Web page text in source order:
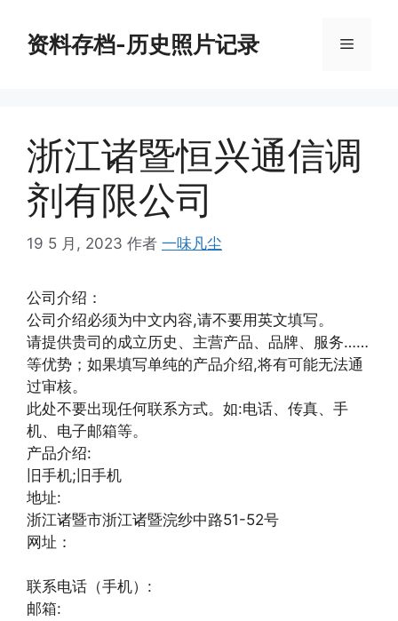
资料存档-历史照片记录 菜
浙江诸暨恒兴通信调
剂有限公司
19 5 月, 2023 作者 一味凡尘
公司介绍：
公司介绍必须为中文内容,请不要用英文填写。
请提供贵司的成立历史、主营产品、品牌、服务……
等优势；如果填写单纯的产品介绍,将有可能无法通
过审核。
此处不要出现任何联系方式。如:电话、传真、手
机、电子邮箱等。
产品介绍:
旧手机;旧手机
地址:
浙江诸暨市浙江诸暨浣纱中路51-52号
网址：
联系电话（手机）:
邮箱: